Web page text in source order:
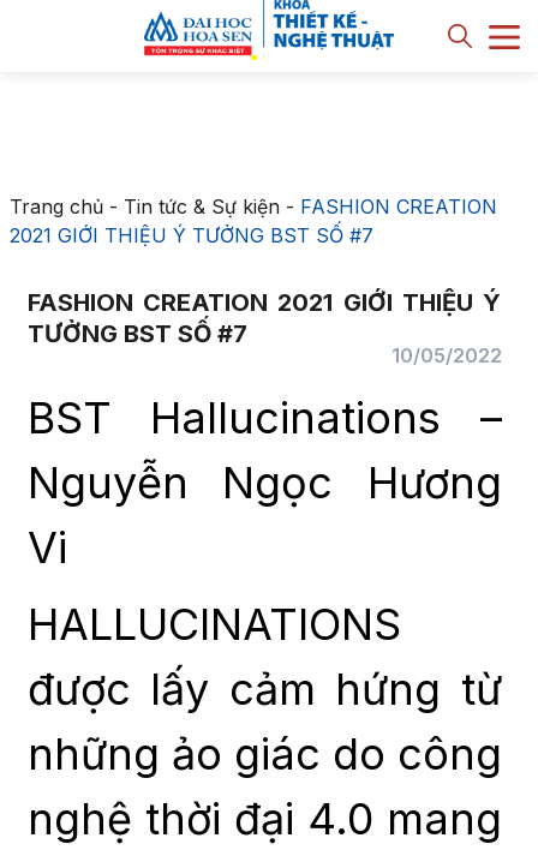
Trang chủ- Tin tức & Sự kiện- FASHION CREATION
2021 GIỚI THIỆU Ý TƯỞNG BST SỐ #7
FASHION CREATION 2021 GIỚI THIỆU Ý
TƯỞNG BST SỐ #7
10/05/2022
BST Hallucinations –
Nguyễn Ngọc Hương
Vi
HALLUCINATIONS
được lấy cảm hứng từ
những ảo giác do công
nghệ thời đại 4.0 mang